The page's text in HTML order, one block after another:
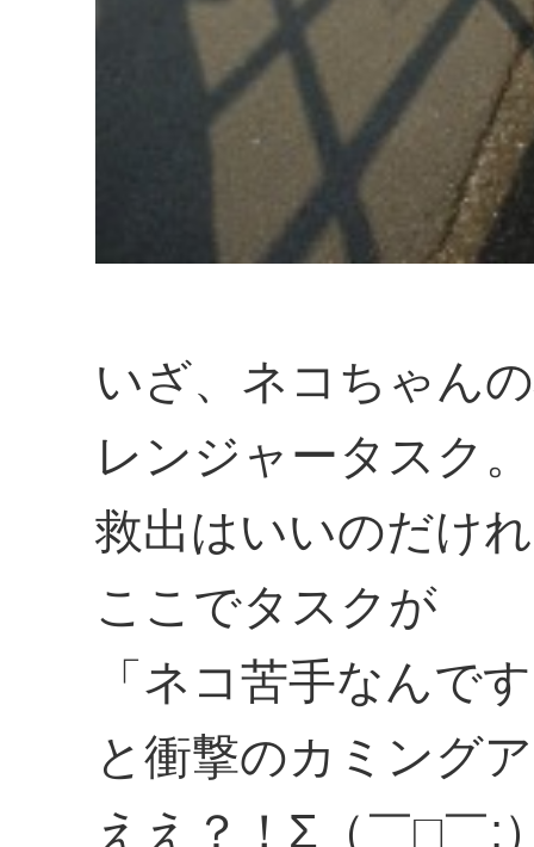
いざ、ネコちゃん
レンジャータスク。
救出はいいのだけ
ここでタスクが
「ネコ苦手なんで
と衝撃のカミング
ええ？！Σ（￣□￣;